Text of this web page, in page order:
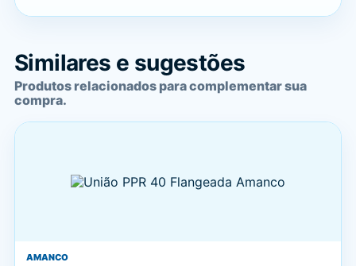
Similares e sugestões
Produtos relacionados para complementar sua
compra.
AMANCO